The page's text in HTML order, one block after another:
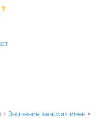
➔
» Значение женских имен »